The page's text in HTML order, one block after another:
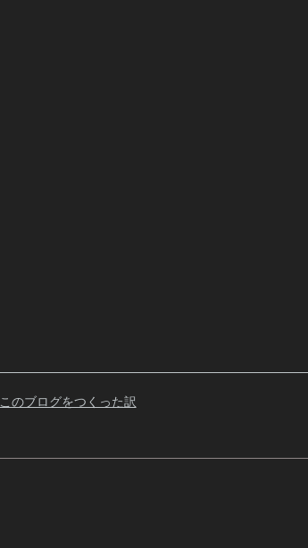
このブログをつくった訳